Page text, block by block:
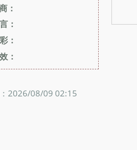
：
2026/08/09 02:15